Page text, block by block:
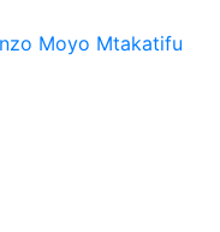
Moyo Mtakatifu